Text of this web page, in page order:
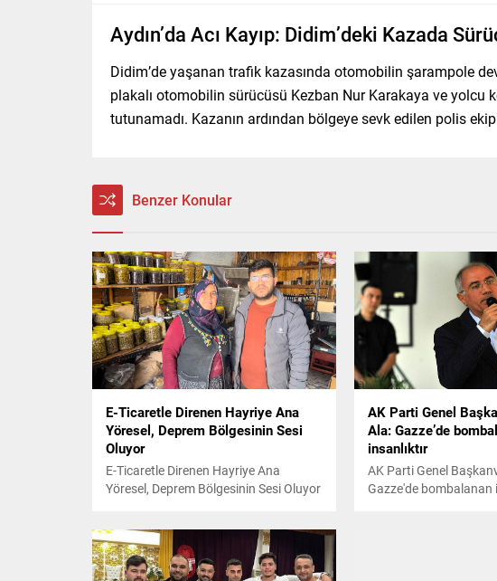
Aydın’da Acı Kayıp: Didim’deki Kazada
Didim’de yaşanan trafik kazasında otomobilin şarampole
plakalı otomobilin sürücüsü Kezban Nur Karakaya ve yolcu
tutunamadı. Kazanın ardından bölgeye sevk edilen polis
Benzer Konular
E-Ticaretle Direnen Hayriye Ana
Yöresel, Deprem Bölgesinin Sesi
Oluyor
E-Ticaretle Direnen Hayriye Ana
Yöresel, Deprem Bölgesinin Sesi Oluyor
AK Parti Genel
Ala: Gazze’de
insanlıktır
AK Parti Genel
Gazze'de bombalanan